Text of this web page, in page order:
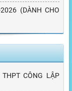
(DÀNH CHO
CÔNG LẬP